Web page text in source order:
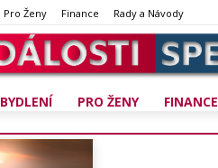
Pro Ženy Finance Rady a Návody
BYDLENÍ PRO ŽENY FINANCE